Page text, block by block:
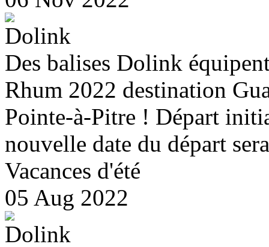
Des balises Dolink
Rhum 2022 destination
Pointe-à-Pitre ! Départ
nouvelle date du départ
Vacances d'été
05 Aug 2022